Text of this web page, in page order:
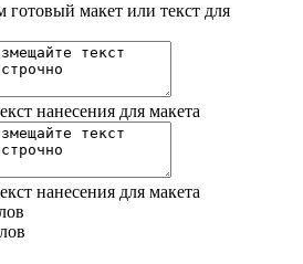
макет или текст для
нанесения для макета
нанесения для макета